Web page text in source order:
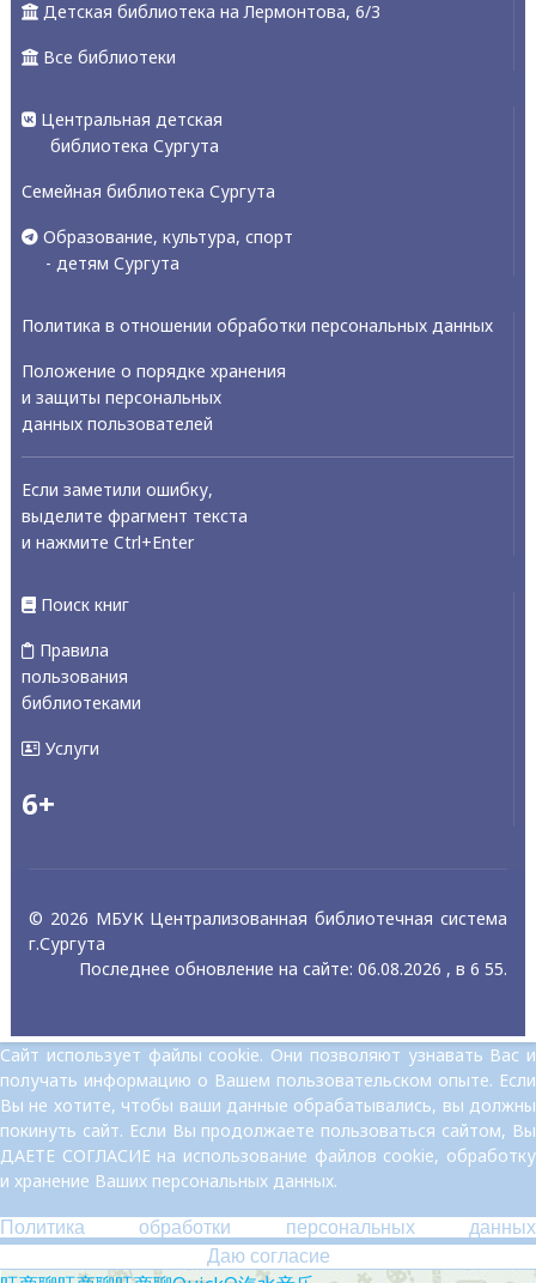
Детская библиотека на Лермонтова, 6/3
Все библиотеки
Центральная детская
библиотека Сургута
Семейная библиотека Сургута
Образование, культура, спорт
- детям Сургута
Политика в отношении обработки персональных данных
Положение о порядке хранения
и защиты персональных
данных пользователей
Если заметили ошибку,
выделите фрагмент текста
и нажмите Ctrl+Enter
Поиск книг
Правила
пользования
библиотеками
Услуги
6+
© 2026 МБУК Централизованная библиотечная система
г.Сургута
Последнее обновление на сайте: 06.08.2026 , в 6 55.
Сайт использует файлы cookie. Они позволяют узнавать Вас и
получать информацию о Вашем пользовательском опыте. Если
Вы не хотите, чтобы ваши данные обрабатывались, вы должны
покинуть сайт. Если Вы продолжаете пользоваться сайтом, Вы
ДАЕТЕ СОГЛАСИЕ на использование файлов cookie, обработку
и хранение Ваших персональных данных.
Политика обработки персональных данных
Даю согласие